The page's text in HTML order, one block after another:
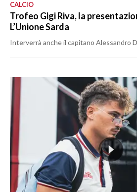
CALCIO
Trofeo Gigi Riva, la
L’Unione Sarda
Interverrà anche il capitano Alessandro